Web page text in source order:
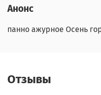
Анонс
панно ажурное Осень
Отзывы